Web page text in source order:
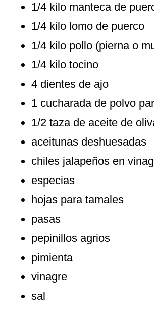
1/4 kilo manteca de
1/4 kilo lomo de puerco
1/4 kilo pollo (pierna o
1/4 kilo tocino
4 dientes de ajo
1 cucharada de polvo
1/2 taza de aceite de
aceitunas deshuesadas
chiles jalapeños en
especias
hojas para tamales
pasas
pepinillos agrios
pimienta
vinagre
sal